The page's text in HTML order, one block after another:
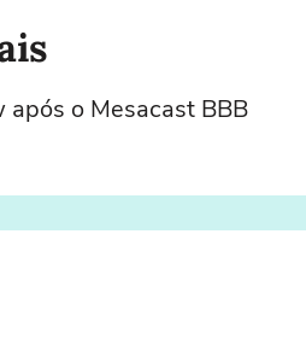
o Mesacast BBB